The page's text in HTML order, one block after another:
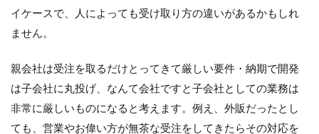
イケースで、人によっても受け取り方の違いがあるかもしれ
ません。
親会社は受注を取るだけとってきて厳しい要件・納期で開発
は子会社に丸投げ、なんて会社ですと子会社としての業務は
非常に厳しいものになると考えます。例え、外販だったとし
ても、営業やお偉い方が無茶な受注をしてきたらその対応を